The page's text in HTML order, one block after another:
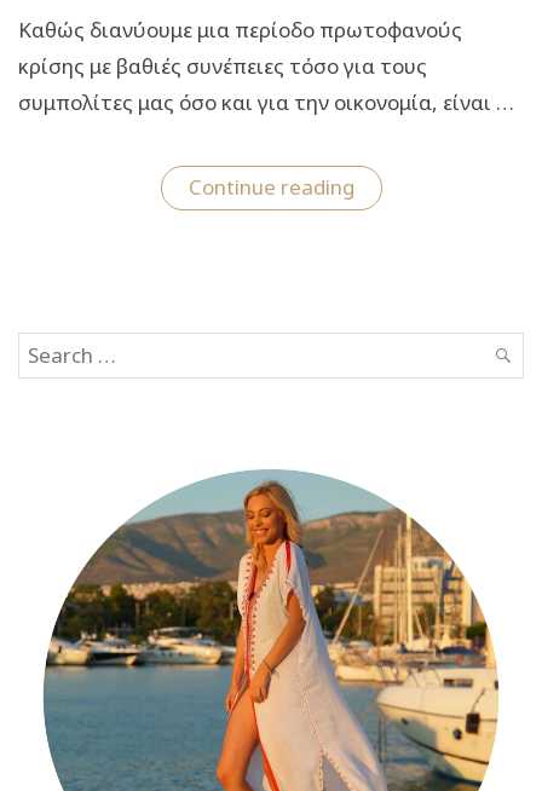
Καθώς διανύουμε μια περίοδο πρωτοφανούς
κρίσης με βαθιές συνέπειες τόσο για τους
συμπολίτες μας όσο και για την οικονομία, είναι …
Continue reading“Greece From
Η
Συνεργασία
Greece
Search
for: